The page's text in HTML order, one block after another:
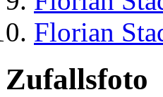
Florian
Zufallsfoto